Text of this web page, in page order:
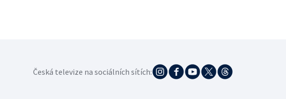
Česká televize na sociálních sítích: